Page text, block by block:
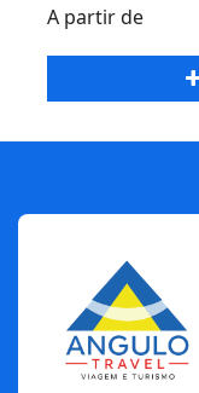
A partir de